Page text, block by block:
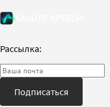
Рассылка:
Подписаться